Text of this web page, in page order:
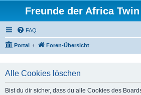
Freunde der Africa
FAQ
Portal Foren-Übersicht
Alle Cookies löschen
Bist du dir sicher, dass du alle Cookies des